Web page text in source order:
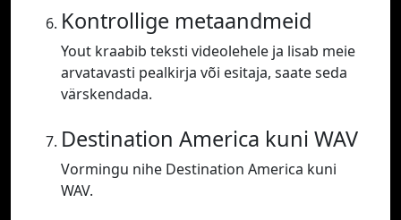
Kontrollige metaandmeid
Yout kraabib teksti videolehele ja lisab meie
arvatavasti pealkirja või esitaja, saate seda
värskendada.
Destination America kuni WAV
Vormingu nihe Destination America kuni
WAV.